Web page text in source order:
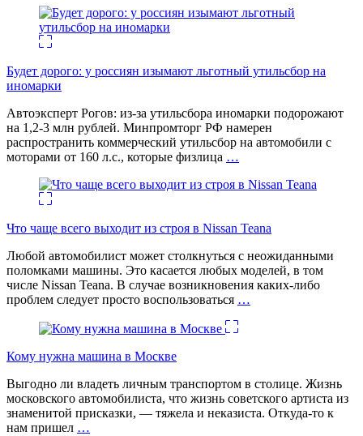
Будет дорого: у россиян изымают льготный утильсбор на
иномарки
Автоэксперт Рогов: из-за утильсбора иномарки подорожают
на 1,2-3 млн рублей. Минпромторг РФ намерен
распространить коммерческий утильсбор на автомобили с
моторами от 160 л.с., которые физлица …
Что чаще всего выходит из строя в Nissan Teana
Любой автомобилист может столкнуться с неожиданными
поломками машины. Это касается любых моделей, в том
числе Nissan Teana. В случае возникновения каких-либо
проблем следует просто воспользоваться …
Кому нужна машина в Москве
Выгодно ли владеть личным транспортом в столице. Жизнь
московского автомобилиста, что жизнь советского артиста из
знаменитой присказки, — тяжела и неказиста. Откуда-то к
нам пришел …